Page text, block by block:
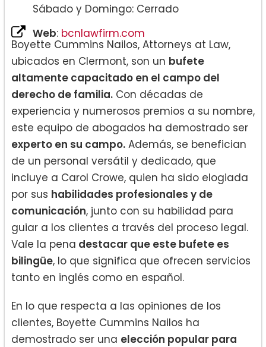
Sábado y Domingo: Cerrado
Web: bcnlawfirm.com
Boyette Cummins Nailos, Attorneys at Law,
ubicados en Clermont, son un bufete
altamente capacitado en el campo del
derecho de familia. Con décadas de
experiencia y numerosos premios a su nombre,
este equipo de abogados ha demostrado ser
experto en su campo. Además, se benefician
de un personal versátil y dedicado, que
incluye a Carol Crowe, quien ha sido elogiada
por sus habilidades profesionales y de
comunicación, junto con su habilidad para
guiar a los clientes a través del proceso legal.
Vale la pena destacar que este bufete es
bilingüe, lo que significa que ofrecen servicios
tanto en inglés como en español.
En lo que respecta a las opiniones de los
clientes, Boyette Cummins Nailos ha
demostrado ser una elección popular para